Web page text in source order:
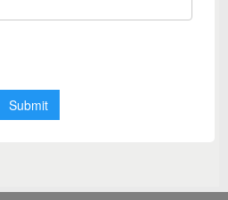
Obras de arte abstracto de
de los arquitectos